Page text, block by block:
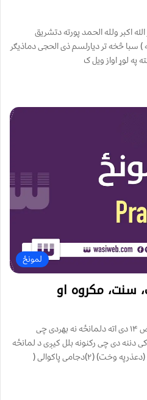
الله اکبر ولله الحمد پورته دتشریق
دورځی (۹ذی الحجه ) سبا څخه تر دیارلسم ذی الحجی دماذیګر
لوړ اواز ویل ک
لمونځ‌
سنت، مکروه او
دلمانځه فرائض : په لمانځه کی فرائض ۱۴ دی اته دلمانځه نه بهردی چی
دننه دی چی رکنونه بلل کیږی د لمانځه